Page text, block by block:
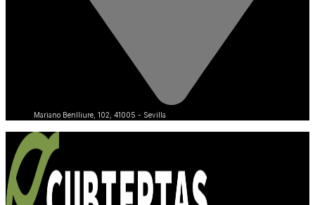
Mariano Benlliure, 102, 41005 - Sevilla